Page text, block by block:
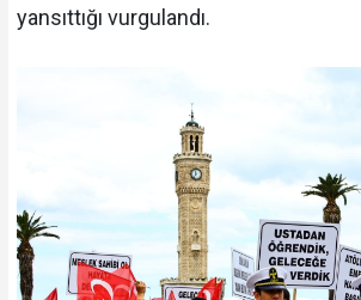
yansıttığı vurgulandı.